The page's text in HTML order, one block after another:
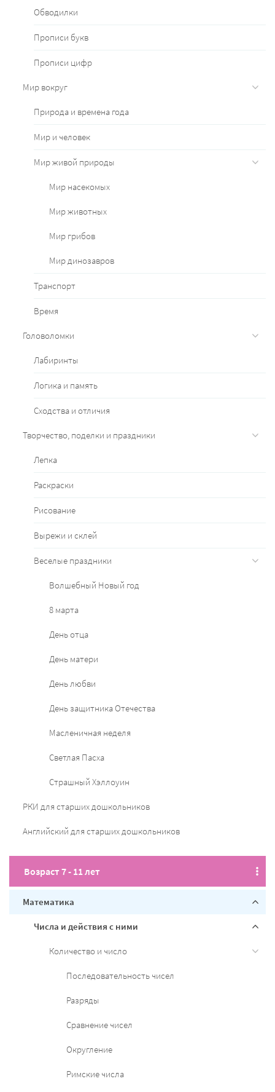
Обводилки
Прописи букв
Прописи цифр
Мир вокруг
Природа и времена года
Мир и человек
Мир живой природы
Мир насекомых
Мир животных
Мир грибов
Мир динозавров
Транспорт
Время
Головоломки
Лабиринты
Логика и память
Сходства и отличия
Творчество, поделки и праздники
Лепка
Раскраски
Рисование
Вырежи и склей
Веселые праздники
Волшебный Новый год
8 марта
День отца
День матери
День любви
День защитника Отечества
Масленичная неделя
Светлая Пасха
Страшный Хэллоуин
РКИ для старших дошкольников
Английский для старших дошкольников
Возраст 7 - 11 лет
Математика
Числа и действия с ними
Количество и число
Последовательность чисел
Разряды
Cравнение чисел
Округление
Римские числа